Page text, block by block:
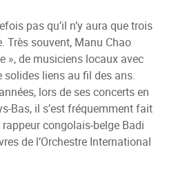
pas qu’il n’y aura que trois
Très souvent, Manu Chao
», de musiciens locaux avec
solides liens au fil des ans.
lors de ses concerts en
Bas, il s’est fréquemment fait
congolais-belge Badi
de l’Orchestre International